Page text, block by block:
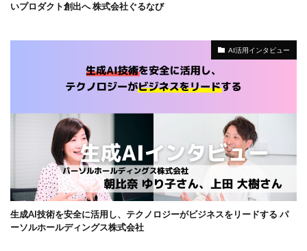
いプロダクト創出へ 株式会社ぐるなび
AI活用インタビュー
生成AI技術を安全に活用し、テクノロジーがビジネスをリードする パ
ーソルホールディングス株式会社